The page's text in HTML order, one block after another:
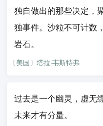
独自做出的那些决定，
独事件。沙粒不可计数
岩石。
〔美国〕塔拉·韦斯特弗
过去是一个幽灵，虚无
未来才有分量。